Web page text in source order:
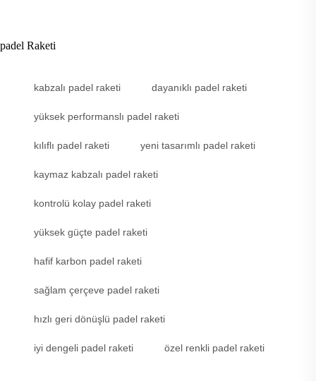
padel Raketi
kabzalı padel raketi dayanıklı padel raketi
yüksek performanslı padel raketi
kılıflı padel raketi yeni tasarımlı padel raketi
kaymaz kabzalı padel raketi
kontrolü kolay padel raketi
yüksek güçte padel raketi
hafif karbon padel raketi
sağlam çerçeve padel raketi
hızlı geri dönüşlü padel raketi
iyi dengeli padel raketi özel renkli padel raketi